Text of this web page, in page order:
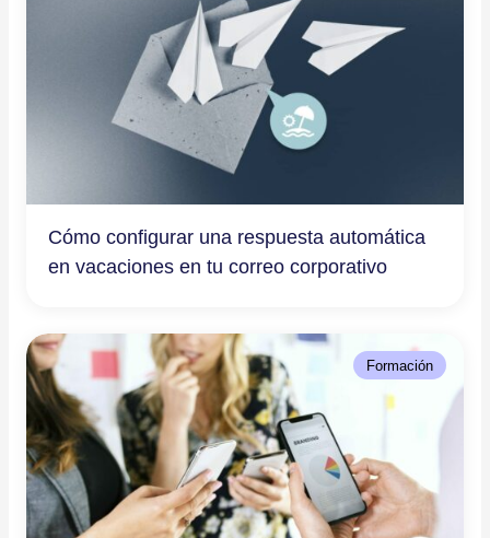
Cómo configurar una respuesta automática
en vacaciones en tu correo corporativo
Formación